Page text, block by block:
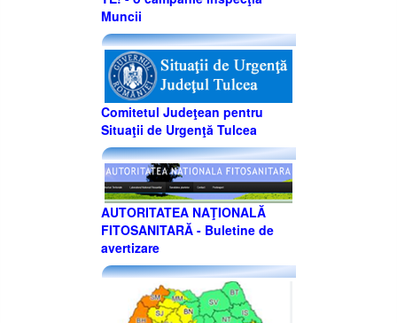
Muncii
Comitetul Judeţean pentru
Situaţii de Urgenţă Tulcea
AUTORITATEA NAŢIONALĂ
FITOSANITARĂ - Buletine de
avertizare